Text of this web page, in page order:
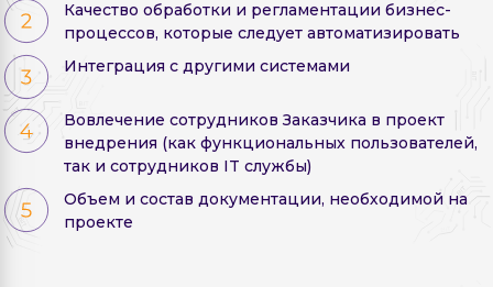
Качество обработки и регламентации бизнес-
процессов, которые следует автоматизировать
Интеграция с другими системами
Вовлечение сотрудников Заказчика в проект
внедрения (как функциональных пользователей,
так и сотрудников IT службы)
Объем и состав документации, необходимой на
проекте